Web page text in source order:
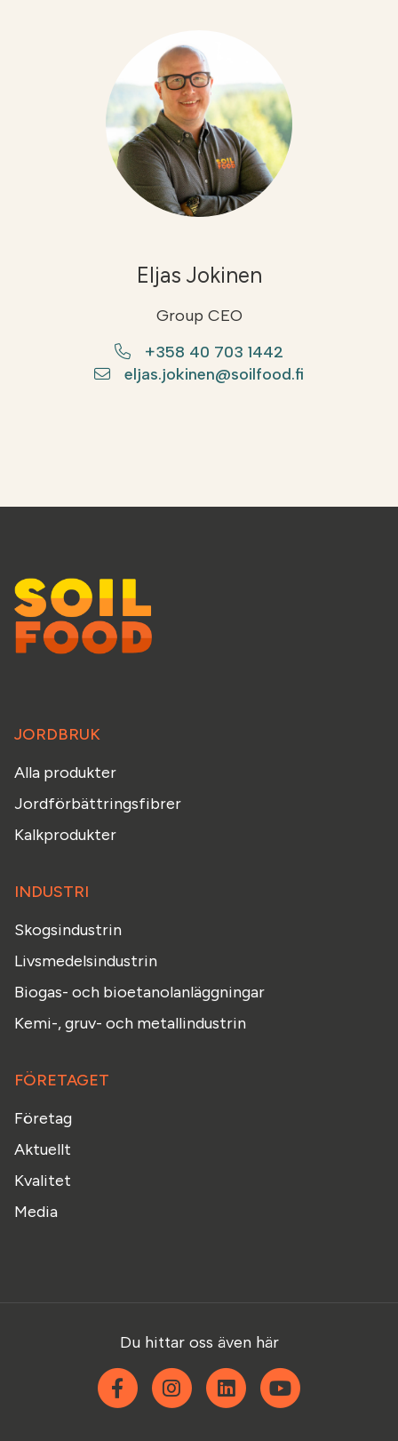
Eljas Jokinen
Group CEO
+358 40 703 1442
eljas.jokinen@soilfood.fi
JORDBRUK
Alla produkter
Jordförbättringsfibrer
Kalkprodukter
INDUSTRI
Skogsindustrin
Livsmedelsindustrin
Biogas- och bioetanolanläggningar
Kemi-, gruv- och metallindustrin
FÖRETAGET
Företag
Aktuellt
Kvalitet
Media
Du hittar oss även här
FacebookInstagramLinkedin